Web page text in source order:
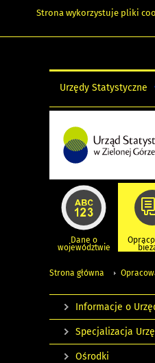
Strona wykorzystuje pliki
Urzędy Statystyczne
Dane o
województwie
Strona główna
Informacje o
Specjalizacja
Ośrodki